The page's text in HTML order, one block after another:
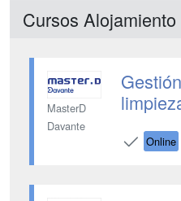
Cursos Alojamiento
MasterD
Davante
Online